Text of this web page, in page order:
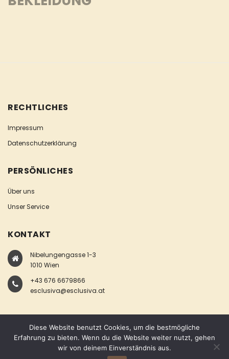
RECHTLICHES
Impressum
Datenschutzerklärung
PERSÖNLICHES
Über uns
Unser Service
KONTAKT
Nibelungengasse 1-3
1010 Wien
+43 676 6679866
esclusiva@esclusiva.at
COPYRIGHT © ESCLUSIVA
Diese Website benutzt Cookies, um die bestmögliche
Erfahrung zu bieten. Wenn du die Website weiter nutzt, gehen
wir von deinem Einverständnis aus.